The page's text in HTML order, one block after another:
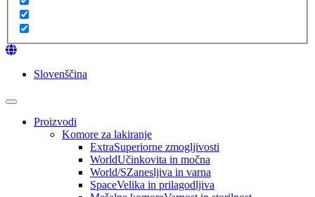
Slovenščina
Proizvodi
Komore za lakiranje
ExtraSuperiorne zmogljivosti
WorldUčinkovita in močna
World/SZanesljiva in varna
SpaceVelika in prilagodljiva